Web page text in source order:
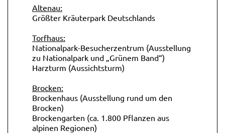
Altenau:
Größter Kräuterpark Deutschlands
Torfhaus:
Nationalpark-Besucherzentrum (Ausstellung
zu Nationalpark und „Grünem Band“)
Harzturm (Aussichtsturm)
Brocken:
Brockenhaus (Ausstellung rund um den
Brocken)
Brockengarten (ca. 1.800 Pflanzen aus
alpinen Regionen)